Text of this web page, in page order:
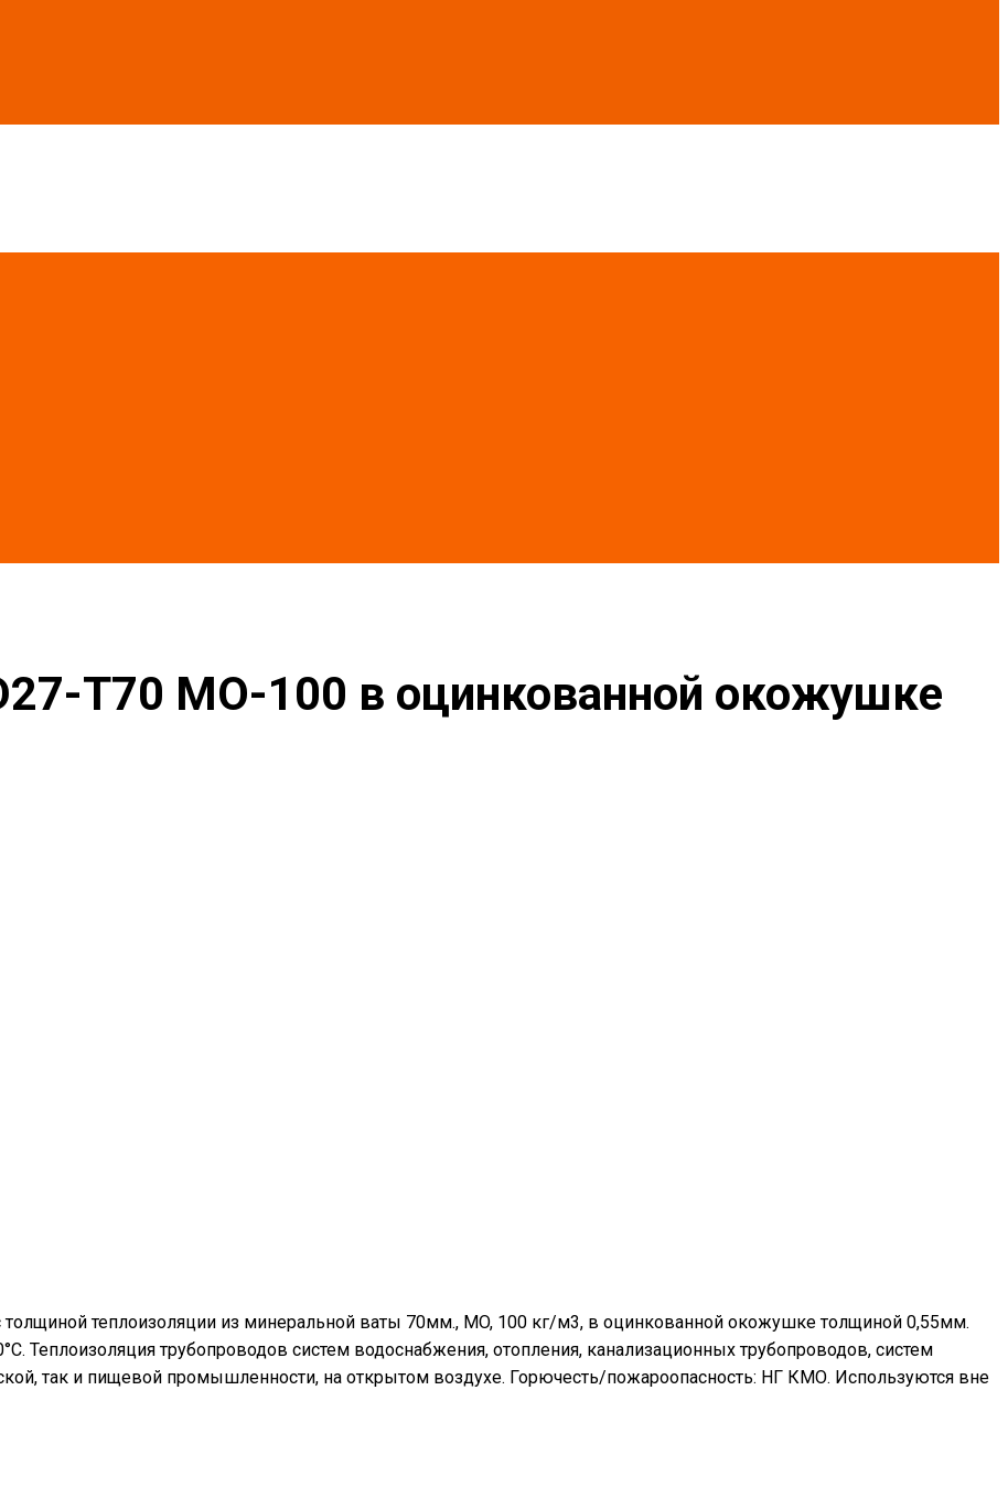
T70 MO-100 в оцинкованной окожушке
теплоизоляции из минеральной ваты 70мм., MO, 100 кг/м3, в оцинкованной окожушке толщиной 0,55мм.
Теплоизоляция трубопроводов систем водоснабжения, отопления, канализационных трубопроводов, систем
так и пищевой промышленности, на открытом воздухе. Горючесть/пожароопасность: НГ КМО. Используются вне